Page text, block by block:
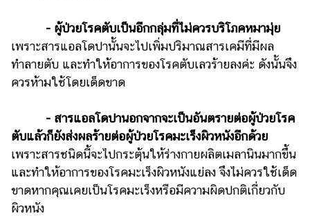
- ผู้ป่วยโรคตับเป็นอีกกลุ่มที่ไม่ควรบริโภคหมามุ่ย
เพราะสารแอลโดปานั้นจะไปเพิ่มปริมาณสารเคมีที่มีผล
ทำลายตับ และทำให้อาการของโรคตับเลวร้ายลงค่ะ ดังนั้นจึง
ควรห้ามใช้โดยเด็ดขาด
- สารแอลโดปานอกจากจะเป็นอันตรายต่อผู้ป่วยโรค
ตับแล้วก็ยังส่งผลร้ายต่อผู้ป่วยโรคมะเร็งผิวหนังอีกด้วย
เพราะสารชนิดนี้จะไปกระตุ้นให้ร่างกายผลิตเมลานินมากขึ้น
และทำให้อาการของโรคมะเร็งผิวหนังแย่ลง จึงไม่ควรใช้เด็ด
ขาดหากคุณเคยเป็นโรคมะเร็งหรือมีความผิดปกติเกี่ยวกับ
ผิวหนัง